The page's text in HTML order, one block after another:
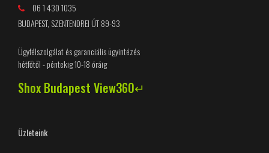
06 1 430 1035
BUDAPEST, SZENTENDREI ÚT 89-93
Ügyfélszolgálat és garanciális ügyintézés
hétfőtől - péntekig 10-18 óráig
Shox Budapest View360↵
Üzleteink